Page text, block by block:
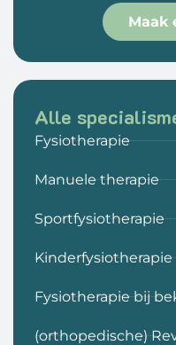
Maak
Alle
Fysiotherapie
Manuele therapie
Sportfysiotherapie
Kinderfysiotherapie
Fysiotherapie bij
(orthopedische)